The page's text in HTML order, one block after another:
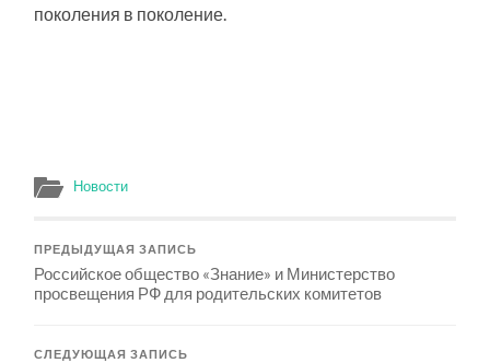
поколения в поколение.
Новости
ПРЕДЫДУЩАЯ ЗАПИСЬ
Российское общество «Знание» и Министерство
просвещения РФ для родительских комитетов
СЛЕДУЮЩАЯ ЗАПИСЬ